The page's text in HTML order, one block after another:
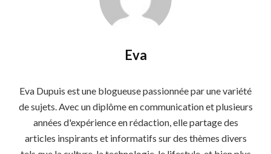
Eva
Eva Dupuis est une blogueuse passionnée par une variété
de sujets. Avec un diplôme en communication et plusieurs
années d'expérience en rédaction, elle partage des
articles inspirants et informatifs sur des thèmes divers